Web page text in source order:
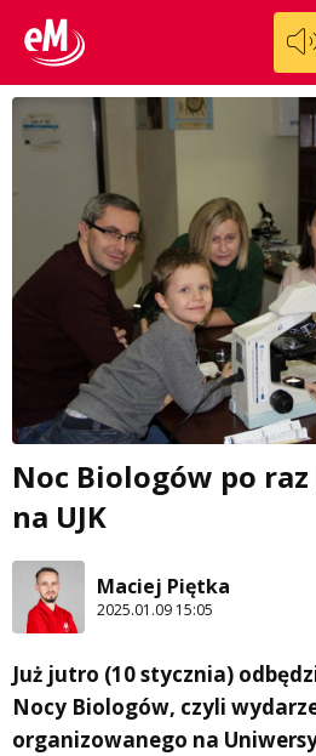
Noc Biologów po
na UJK
Maciej Piętka
2025.01.09 15:05
Już jutro (10 stycznia)
Nocy Biologów, czyli
organizowanego na